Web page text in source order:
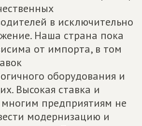
в исключительно
Наша страна пока
от импорта, в том
оборудования и
Высокая ставка и
предприятиям не
модернизацию и